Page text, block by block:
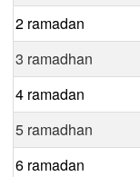
2 ramadan
3 ramadhan
4 ramadan
5 ramadhan
6 ramadan